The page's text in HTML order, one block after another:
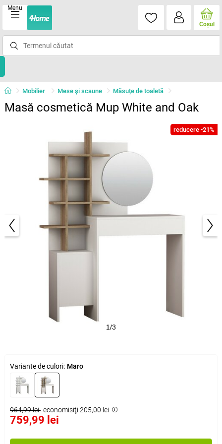
Menu
Coşul
Mobilier Mese şi scaune Măsuțe de toaletă
Masă cosmetică Mup White and Oak
reducere -21%
1/3
Variante de culori: Maro
964,99 lei economisiţi 205,00 lei
759,99 lei